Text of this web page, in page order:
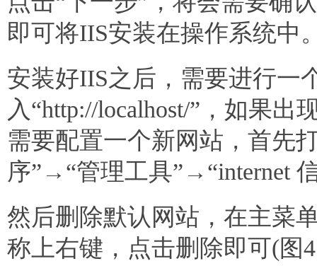
即可将IIS安装在操作系统中
安装好IIS之后，需要进行一
入“http://localhost/”，如果
需要配置一个新网站，首先
序”→“管理工具”→“internet
然后删除默认网站，在主菜
称上右键，点击删除即可(图